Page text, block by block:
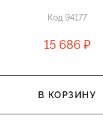
Код 94177
15 686 ₽
В КОРЗИНУ